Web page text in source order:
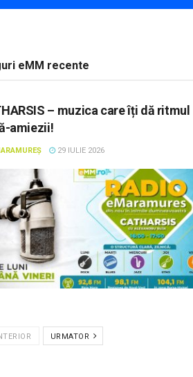
eMM recente
– muzica care îți dă ritmul
amiezii!
29 IULIE 2026
URMATOR